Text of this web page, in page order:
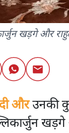
खड़गे और
औरउनकी